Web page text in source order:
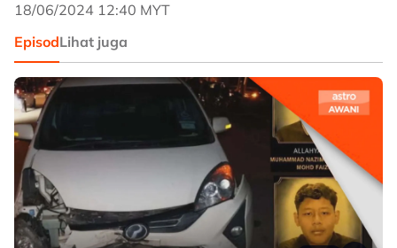
18/06/2024 12:40 MYT
EpisodLihat juga